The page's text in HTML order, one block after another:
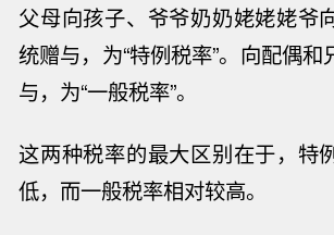
父母向孩子、爷爷奶奶姥姥姥爷
统赠与，为“特例税率”。向配偶
与，为“一般税率”。
这两种税率的最大区别在于，特
低，而一般税率相对较高。